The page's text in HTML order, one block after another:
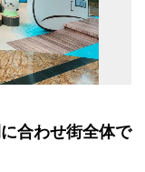
合わせ街全体で